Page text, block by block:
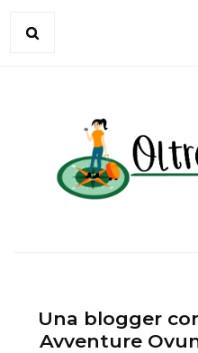
Una blogger
Avventure